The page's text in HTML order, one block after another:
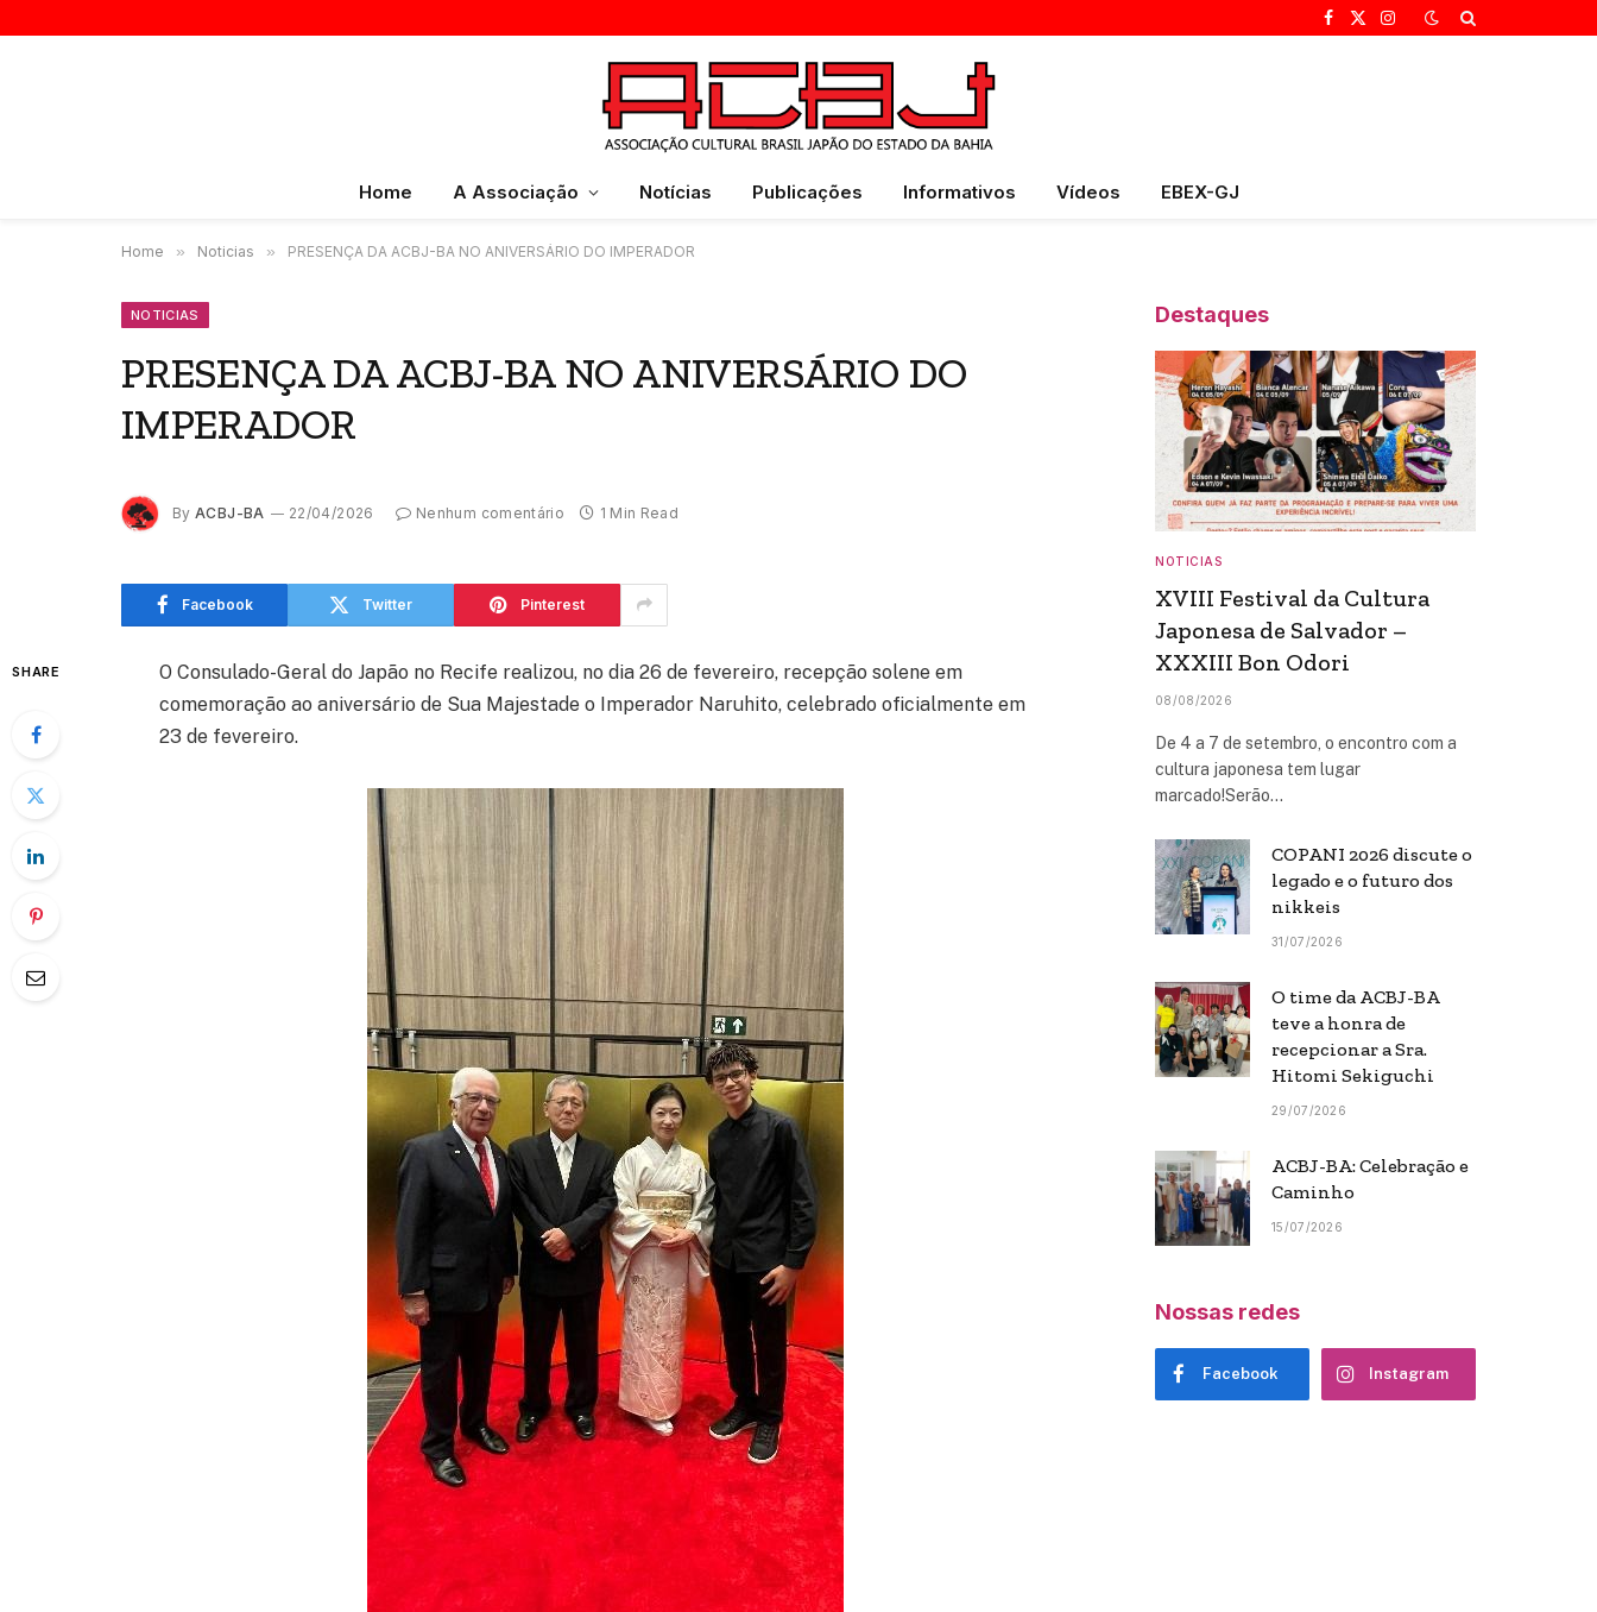
Facebook
X
Instagram
Home A Associação Notícias Publicações Informativos Vídeos EBEX-GJ
Home » Noticias » PRESENÇA DA ACBJ-BA NO ANIVERSÁRIO DO IMPERADOR
NOTICIAS
PRESENÇA DA ACBJ-BA NO ANIVERSÁRIO DO
IMPERADOR
By ACBJ-BA 22/04/2026 Nenhum comentário 1 Min Read
Facebook Twitter Pinterest
SHARE
O Consulado-Geral do Japão no Recife realizou, no dia 26 de fevereiro, recepção solene em
comemoração ao aniversário de Sua Majestade o Imperador Naruhito, celebrado oficialmente em
23 de fevereiro.
Destaques
NOTICIAS
XVIII Festival da Cultura
Japonesa de Salvador –
XXXIII Bon Odori
08/08/2026
De 4 a 7 de setembro, o encontro com a
cultura japonesa tem lugar
marcado!Serão…
COPANI 2026 discute o
legado e o futuro dos
nikkeis
31/07/2026
O time da ACBJ-BA
teve a honra de
recepcionar a Sra.
Hitomi Sekiguchi
29/07/2026
ACBJ-BA: Celebração e
Caminho
15/07/2026
Nossas redes
Facebook Instagram